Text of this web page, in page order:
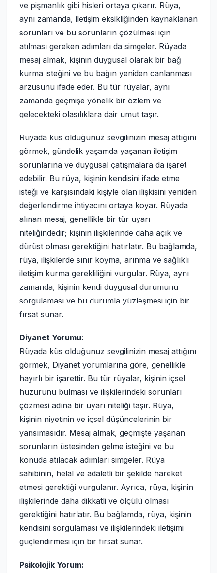
ve pişmanlık gibi hisleri ortaya çıkarır. Rüya,
aynı zamanda, iletişim eksikliğinden kaynaklanan
sorunları ve bu sorunların çözülmesi için
atılması gereken adımları da simgeler. Rüyada
mesaj almak, kişinin duygusal olarak bir bağ
kurma isteğini ve bu bağın yeniden canlanması
arzusunu ifade eder. Bu tür rüyalar, aynı
zamanda geçmişe yönelik bir özlem ve
gelecekteki olasılıklara dair umut taşır.
Rüyada küs olduğunuz sevgilinizin mesaj attığını
görmek, gündelik yaşamda yaşanan iletişim
sorunlarına ve duygusal çatışmalara da işaret
edebilir. Bu rüya, kişinin kendisini ifade etme
isteği ve karşısındaki kişiyle olan ilişkisini yeniden
değerlendirme ihtiyacını ortaya koyar. Rüyada
alınan mesaj, genellikle bir tür uyarı
niteliğindedir; kişinin ilişkilerinde daha açık ve
dürüst olması gerektiğini hatırlatır. Bu bağlamda,
rüya, ilişkilerde sınır koyma, arınma ve sağlıklı
iletişim kurma gerekliliğini vurgular. Rüya, aynı
zamanda, kişinin kendi duygusal durumunu
sorgulaması ve bu durumla yüzleşmesi için bir
fırsat sunar.
Diyanet Yorumu:
Rüyada küs olduğunuz sevgilinizin mesaj attığını
görmek, Diyanet yorumlarına göre, genellikle
hayırlı bir işarettir. Bu tür rüyalar, kişinin içsel
huzurunu bulması ve ilişkilerindeki sorunları
çözmesi adına bir uyarı niteliği taşır. Rüya,
kişinin niyetinin ve içsel düşüncelerinin bir
yansımasıdır. Mesaj almak, geçmişte yaşanan
sorunların üstesinden gelme isteğini ve bu
konuda atılacak adımları simgeler. Rüya
sahibinin, helal ve adaletli bir şekilde hareket
etmesi gerektiği vurgulanır. Ayrıca, rüya, kişinin
ilişkilerinde daha dikkatli ve ölçülü olması
gerektiğini hatırlatır. Bu bağlamda, rüya, kişinin
kendisini sorgulaması ve ilişkilerindeki iletişimi
güçlendirmesi için bir fırsat sunar.
Psikolojik Yorum: